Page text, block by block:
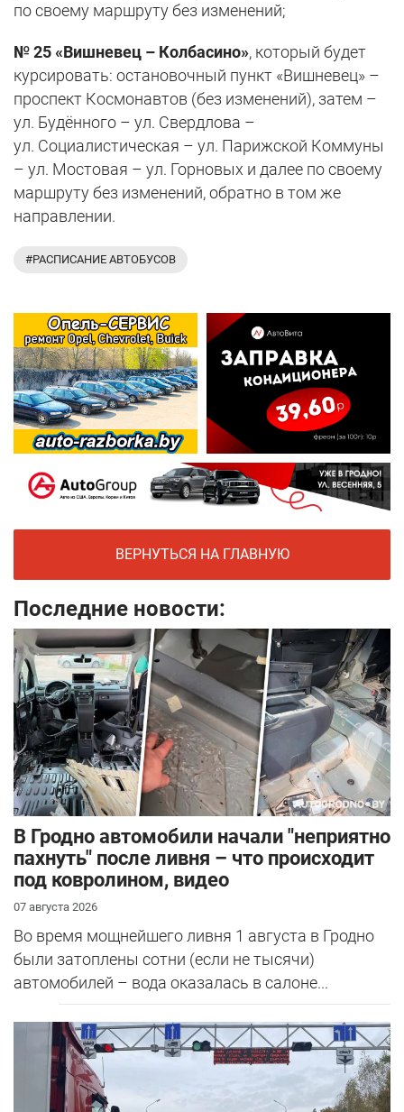
по своему маршруту без изменений;
№ 25 «Вишневец – Колбасино», который будет
курсировать: остановочный пункт «Вишневец» –
проспект Космонавтов (без изменений), затем –
ул. Будённого – ул. Свердлова –
ул. Социалистическая – ул. Парижской Коммуны
– ул. Мостовая – ул. Горновых и далее по своему
маршруту без изменений, обратно в том же
направлении.
#РАСПИСАНИЕ АВТОБУСОВ
ВЕРНУТЬСЯ НА ГЛАВНУЮ
Последние новости:
В Гродно автомобили начали "неприятно
пахнуть" после ливня – что происходит
под ковролином, видео
07 августа 2026
Во время мощнейшего ливня 1 августа в Гродно
были затоплены сотни (если не тысячи)
автомобилей – вода оказалась в салоне...